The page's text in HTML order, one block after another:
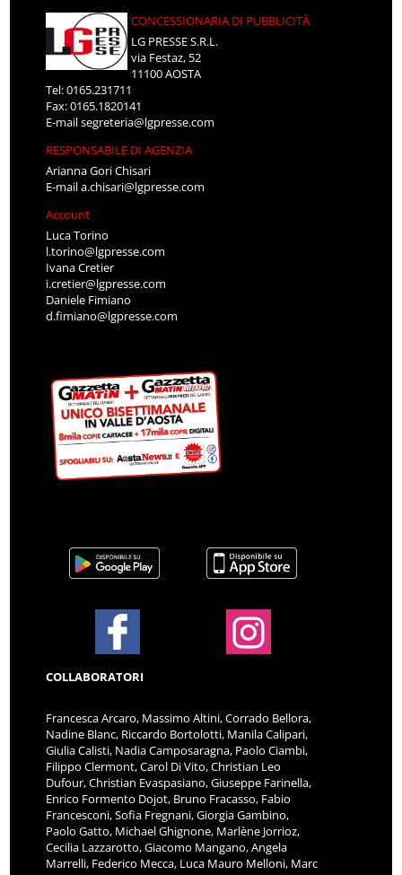
CONCESSIONARIA DI PUBBLICITÀ
LG PRESSE S.R.L.
via Festaz, 52
11100 AOSTA
Tel: 0165.231711
Fax: 0165.1820141
E-mailsegreteria@lgpresse.com
RESPONSABILE DI AGENZIA
Arianna Gori Chisari
E-maila.chisari@lgpresse.com
Account
Luca Torino
l.torino@lgpresse.com
Ivana Cretier
i.cretier@lgpresse.com
Daniele Fimiano
d.fimiano@lgpresse.com
COLLABORATORI
Francesca Arcaro, Massimo Altini, Corrado Bellora,
Nadine Blanc, Riccardo Bortolotti, Manila Calipari,
Giulia Calisti, Nadia Camposaragna, Paolo Ciambi,
Filippo Clermont, Carol Di Vito, Christian Leo
Dufour, Christian Evaspasiano, Giuseppe Farinella,
Enrico Formento Dojot, Bruno Fracasso, Fabio
Francesconi, Sofia Fregnani, Giorgia Gambino,
Paolo Gatto, Michael Ghignone, Marlène Jorrioz,
Cecilia Lazzarotto, Giacomo Mangano, Angela
Marrelli, Federico Mecca, Luca Mauro Melloni, Marc